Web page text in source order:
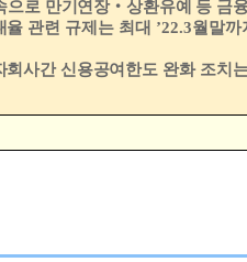
으로 만기연장‧ 상환유예 등 금
율 관련 규제는 최대 ’22.3월말까
회사간 신용공여한도 완화 조치